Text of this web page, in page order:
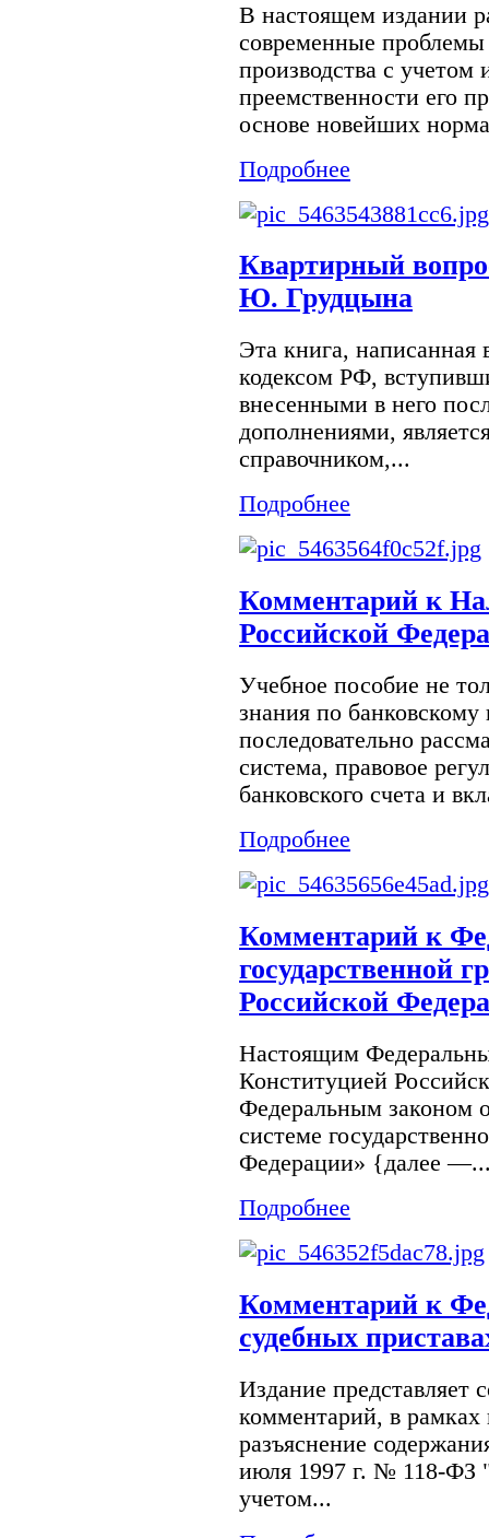
В настоящем издании
современные проблемы
производства с учетом
преемственности его
основе новейших
Подробнее
Квартирный
Ю. Грудцына
Эта книга,
кодексом РФ,
внесенными в него
дополнениями,
справочником,...
Подробнее
Комментарий к
Российской
Учебное пособие не
знания по
последовательно
система, правовое
банковского счета и
Подробнее
Комментарий к
государственной
Российской
Настоящим
Конституцией
Федеральным законом
системе
Федерации» {далее
Подробнее
Комментарий к
судебных
Издание представляет
комментарий, в рамках
разъяснение
июля 1997 г. № 118-ФЗ
учетом...